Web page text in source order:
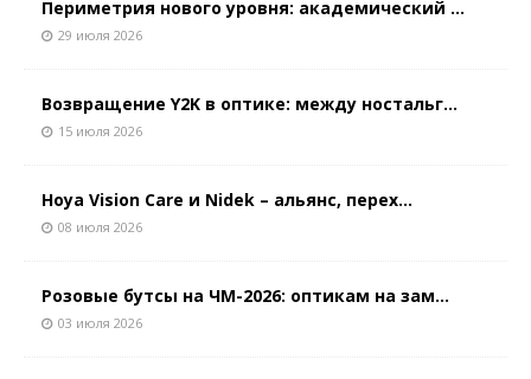
Периметрия нового уровня: академический ...
29 июля 2026
Возвращение Y2K в оптике: между ностальг...
15 июля 2026
Hoya Vision Care и Nidek – альянс, перех...
08 июля 2026
Розовые бутсы на ЧМ-2026: оптикам на зам...
03 июля 2026